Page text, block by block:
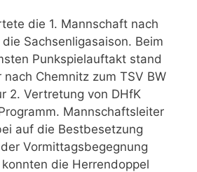
die 1. Mannschaft nach
Sachsenligasaison. Beim
Punkspielauftakt stand
Chemnitz zum TSV BW
2. Vertretung von DHfK
Mannschaftsleiter
auf die Bestbesetzung
Vormittagsbegegnung
die Herrendoppel